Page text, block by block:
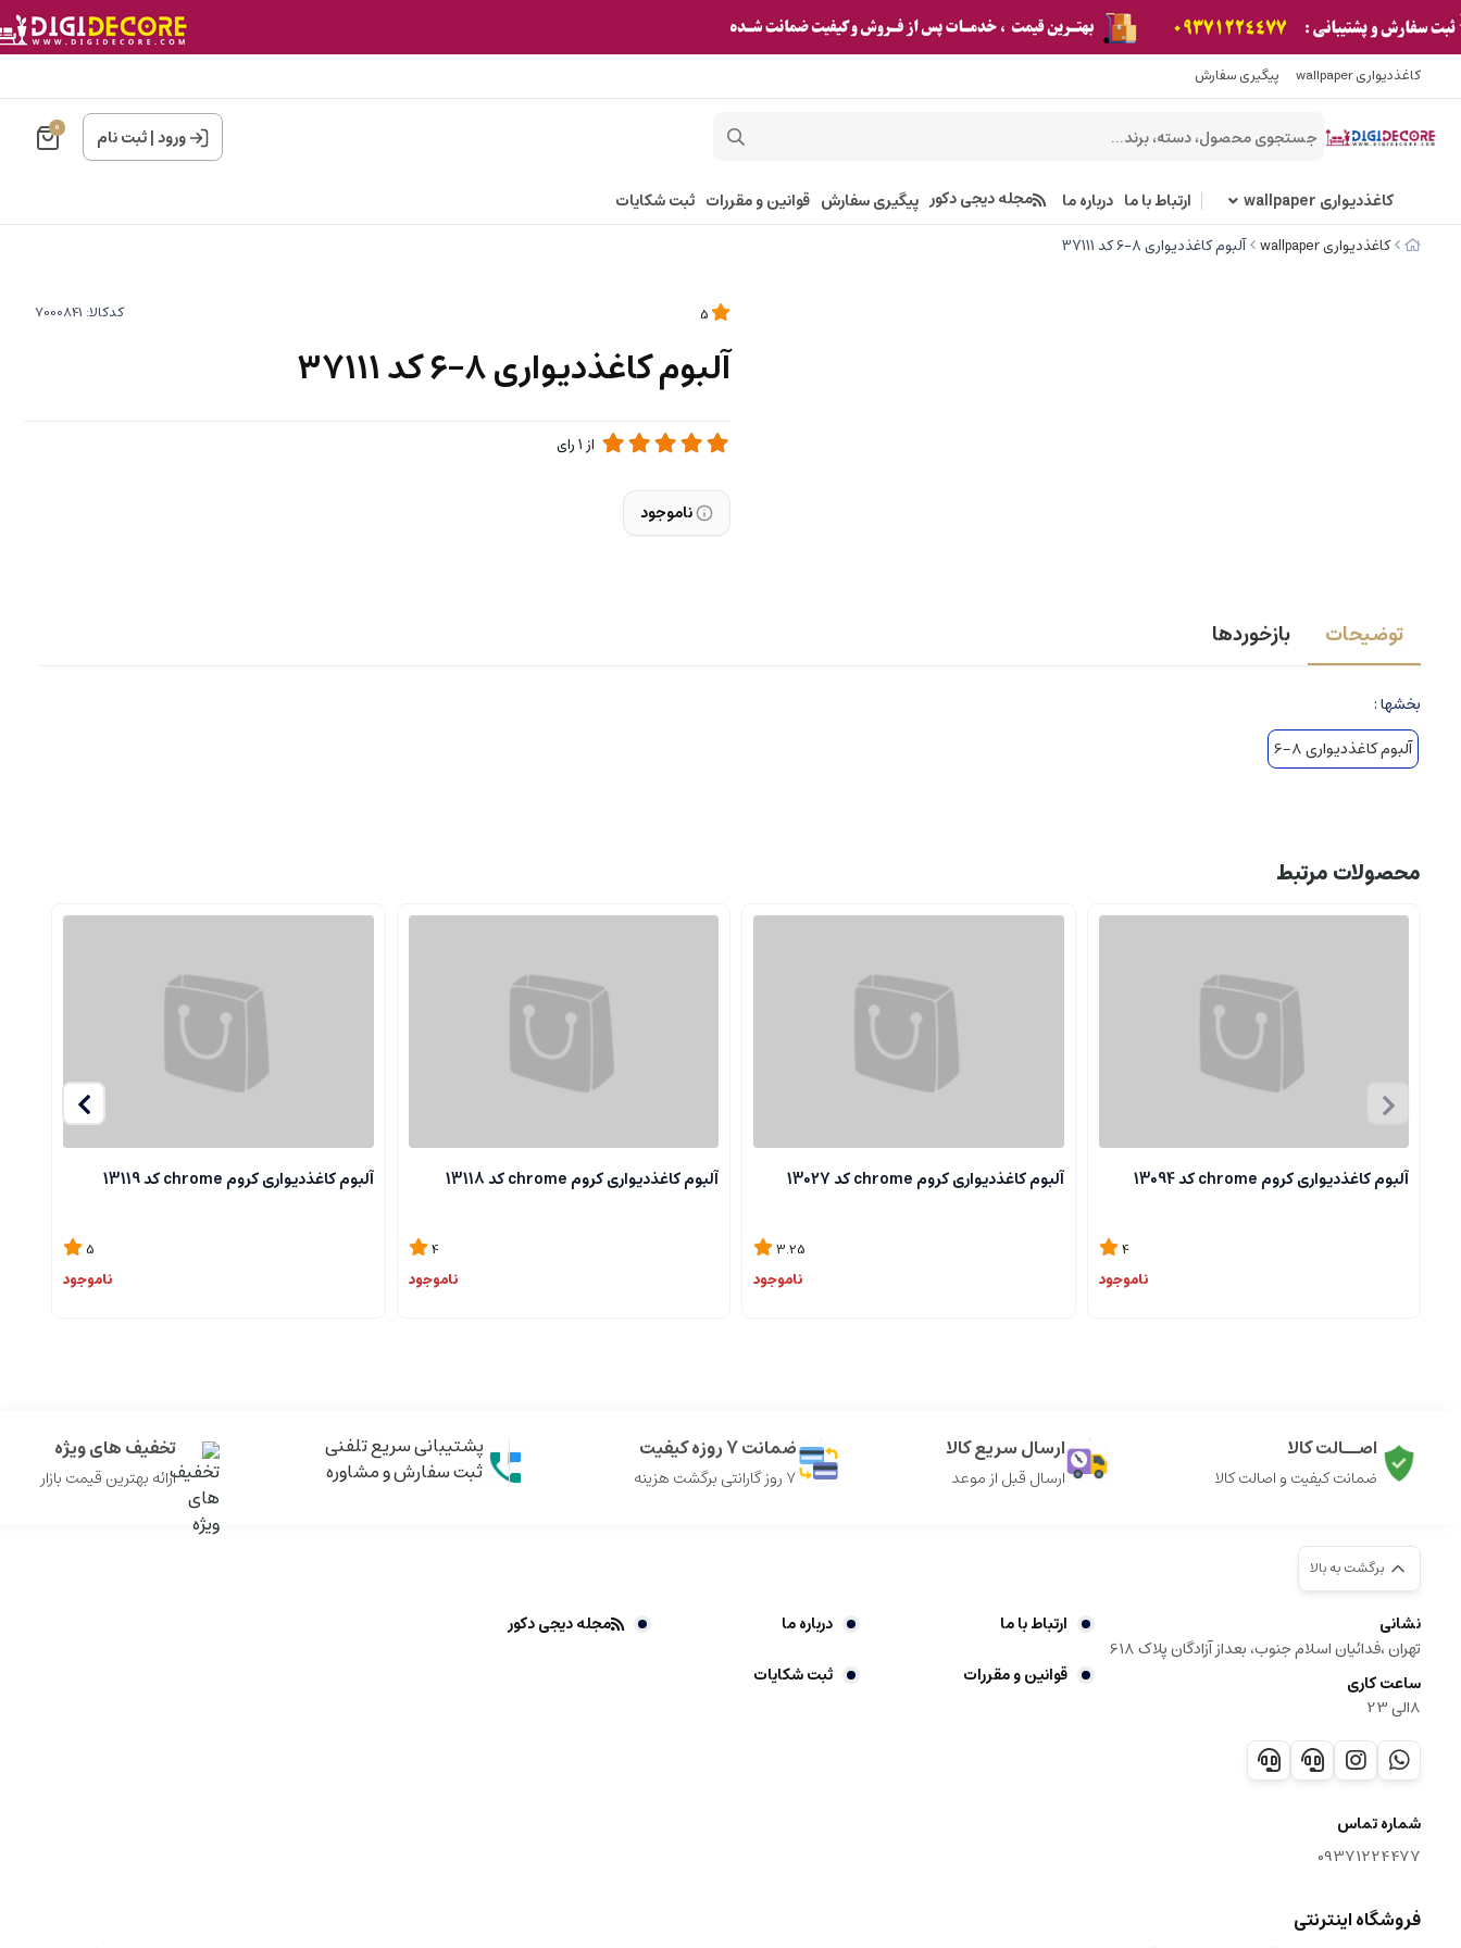
کاغذدیواری wallpaper پیگیری سفارش
ورود|ثبت نام 0
کاغذدیواری wallpaper ارتباط با ما درباره ما مجله دیجی دکور پیگیری سفارش قوانین و مقررات ثبت شکایات
کاغذدیواری wallpaper آلبوم کاغذدیواری 8-6 کد 37111
کدکالا:
آلبوم کاغذدیواری 8-6 کد 37111
از1رای
ناموجود
توضیحات بازخوردها
بخشها :
آلبوم کاغذدیواری 8-6
محصولات مرتبط
آلبوم کاغذدیواری کروم chrome کد 13094
4
ناموجود
آلبوم کاغذدیواری کروم chrome کد 13027
3.25
ناموجود
آلبوم کاغذدیواری کروم chrome کد 13118
4
ناموجود
آلبوم کاغذدیواری کروم chrome کد 13119
5
ناموجود
اصــالت کالا
ضمانت کیفیت و اصالت کالا
ارسال سریع کالا
ارسال قبل از موعد
ضمانت 7 روزه کیفیت
7 روز گارانتی برگشت هزینه
پشتیبانی سریع تلفنی
ثبت سفارش و مشاوره
تخفیف های ویژه
ارائه بهترین قیمت بازار
برگشت به بالا
نشانی
تهران ،فدائیان اسلام جنوب، بعداز آزادگان پلاک 618
ساعت کاری
8الی 23
شماره تماس
09371224477
ارتباط با ما درباره ما
مجله دیجی دکور
قوانین و مقررات
ثبت شکایات
فروشگاه اینترنتی